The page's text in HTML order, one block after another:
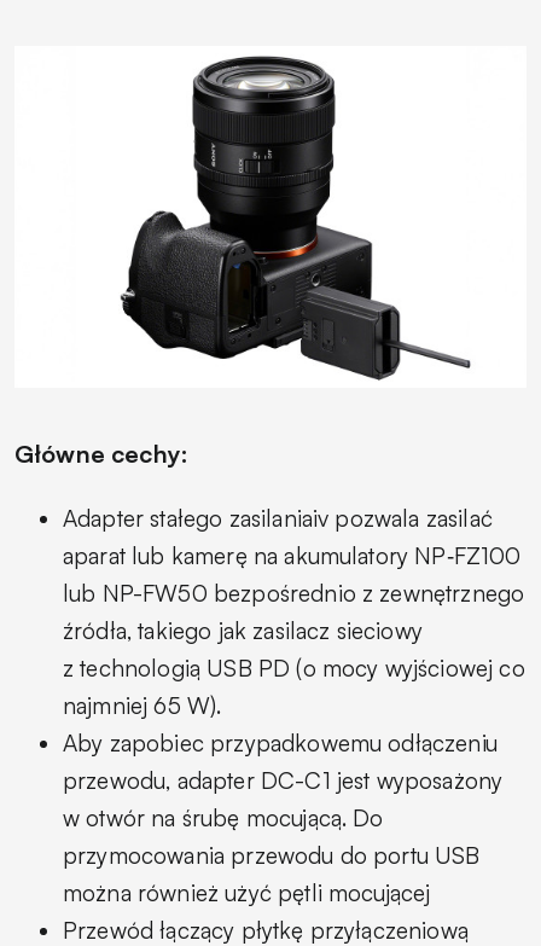
Główne cechy:
Adapter stałego zasilaniaiv pozwala zasilać
aparat lub kamerę na akumulatory NP‑FZ100
lub NP-FW50 bezpośrednio z zewnętrznego
źródła, takiego jak zasilacz sieciowy
z technologią USB PD (o mocy wyjściowej co
najmniej 65 W).
Aby zapobiec przypadkowemu odłączeniu
przewodu, adapter DC-C1 jest wyposażony
w otwór na śrubę mocującą. Do
przymocowania przewodu do portu USB
można również użyć pętli mocującej
Przewód łączący płytkę przyłączeniową